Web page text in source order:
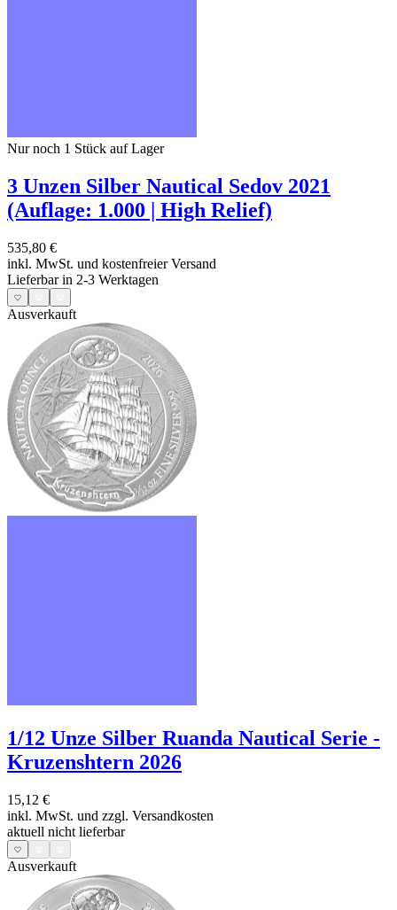
Nur noch 1 Stück auf Lager
3 Unzen Silber Nautical Sedov 2021
(Auflage: 1.000 | High Relief)
535,80 €
inkl. MwSt. und kostenfreier Versand
Lieferbar in 2-3 Werktagen
Ausverkauft
1/12 Unze Silber Ruanda Nautical Serie -
Kruzenshtern 2026
15,12 €
inkl. MwSt. und zzgl. Versandkosten
aktuell nicht lieferbar
Ausverkauft